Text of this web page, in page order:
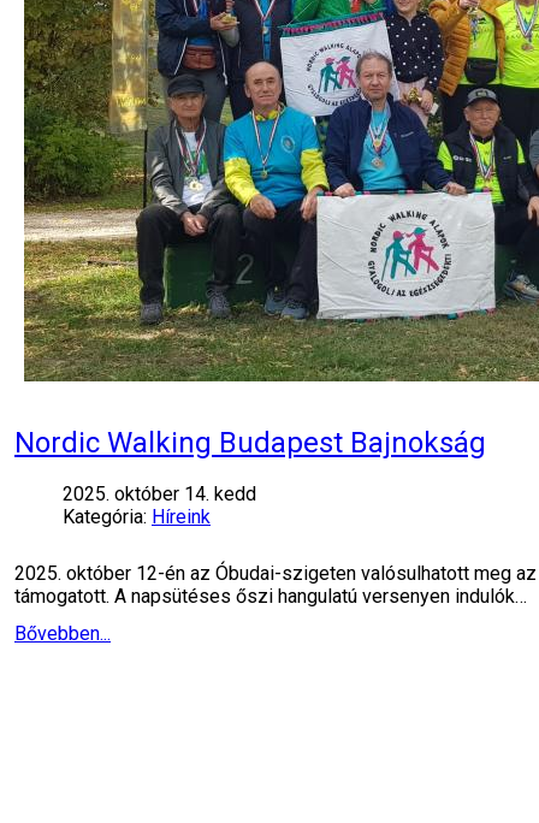
Nordic Walking Budapest Bajnokság
2025. október 14. kedd
Kategória: Híreink
2025. október 12-én az Óbudai-szigeten valósulhatott meg
támogatott. A napsütéses őszi hangulatú versenyen indulók…
Bővebben...